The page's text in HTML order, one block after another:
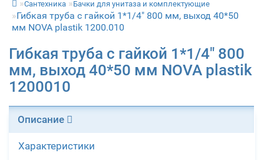
Сантехника Бачки для унитаза и комплектующие
Гибкая труба с гайкой 1*1/4" 800 мм, выход 40*50
мм NOVA plastik 1200.010
Гибкая труба с гайкой 1*1/4" 800
мм, выход 40*50 мм NOVA plastik
1200010
Описание
Характеристики